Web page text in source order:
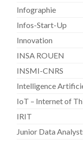
Infographie
Infos-Start-Up
Innovation
INSA ROUEN
INSMI-CNRS
Intelligence
IoT – Internet of
IRIT
Junior Data